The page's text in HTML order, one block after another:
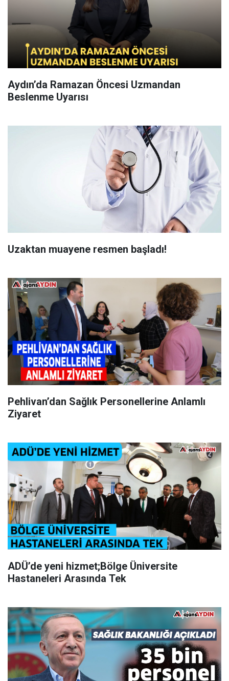
Aydın’da Ramazan Öncesi Uzmandan
Beslenme Uyarısı
Uzaktan muayene resmen başladı!
Pehlivan’dan Sağlık Personellerine Anlamlı
Ziyaret
ADÜ’de yeni hizmet;Bölge Üniversite
Hastaneleri Arasında Tek